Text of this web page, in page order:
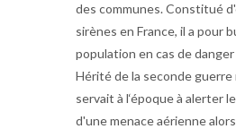
des communes. Constitué
sirènes en France, il a pour
population en cas de
Hérité de la seconde guerre
servait à l‘époque à alerter
d'une menace aérienne